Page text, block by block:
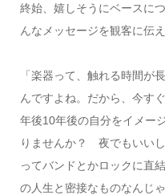
終始、嬉しそうにベースに
んなメッセージを観客に伝え
「楽器って、触れる時間が
んですよね。だから、今す
年後10年後の自分をイメー
りませんか？ 夜でもいい
ってバンドとかロックに直
の人生と密接なものなんじ